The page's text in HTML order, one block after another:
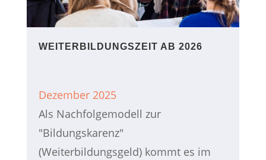
WEITERBILDUNGSZEIT AB 2026
Dezember 2025
Als Nachfolgemodell zur
"Bildungskarenz"
(Weiterbildungsgeld) kommt es im